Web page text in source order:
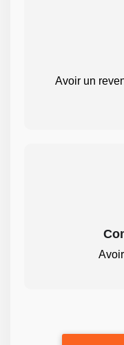
Avoir un